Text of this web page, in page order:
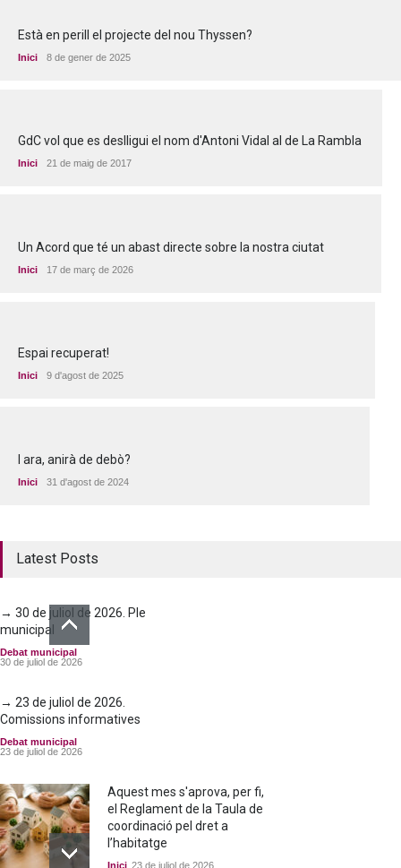
Està en perill el projecte del nou Thyssen?
Inici 8 de gener de 2025
GdC vol que es deslligui el nom d'Antoni Vidal al de La Rambla
Inici 21 de maig de 2017
Un Acord que té un abast directe sobre la nostra ciutat
Inici 17 de març de 2026
Espai recuperat!
Inici 9 d'agost de 2025
I ara, anirà de debò?
Inici 31 d'agost de 2024
Latest Posts
→ 30 de juliol de 2026. Ple
municipal
Debat municipal
30 de juliol de 2026
→ 23 de juliol de 2026.
Comissions informatives
Debat municipal
23 de juliol de 2026
Aquest mes s'aprova, per fi,
el Reglament de la Taula de
coordinació pel dret a
l’habitatge
Inici 23 de juliol de 2026